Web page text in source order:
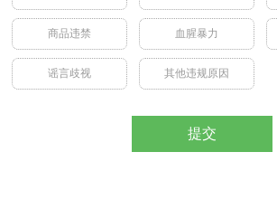
商品违禁 血腥暴力
谣言歧视 其他违规原因
提交